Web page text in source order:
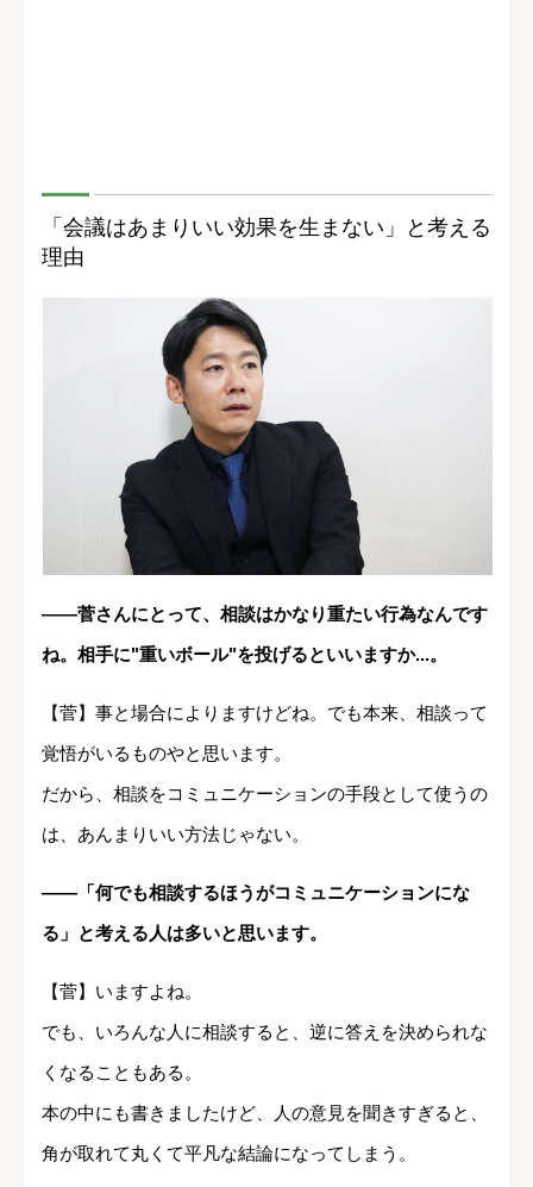
「会議はあまりいい効果を生まない」と考える
理由
――菅さんにとって、相談はかなり重たい行為なんです
ね。相手に"重いボール"を投げるといいますか...。
【菅】事と場合によりますけどね。でも本来、相談って
覚悟がいるものやと思います。
だから、相談をコミュニケーションの手段として使うの
は、あんまりいい方法じゃない。
――「何でも相談するほうがコミュニケーションにな
る」と考える人は多いと思います。
【菅】いますよね。
でも、いろんな人に相談すると、逆に答えを決められな
くなることもある。
本の中にも書きましたけど、人の意見を聞きすぎると、
角が取れて丸くて平凡な結論になってしまう。